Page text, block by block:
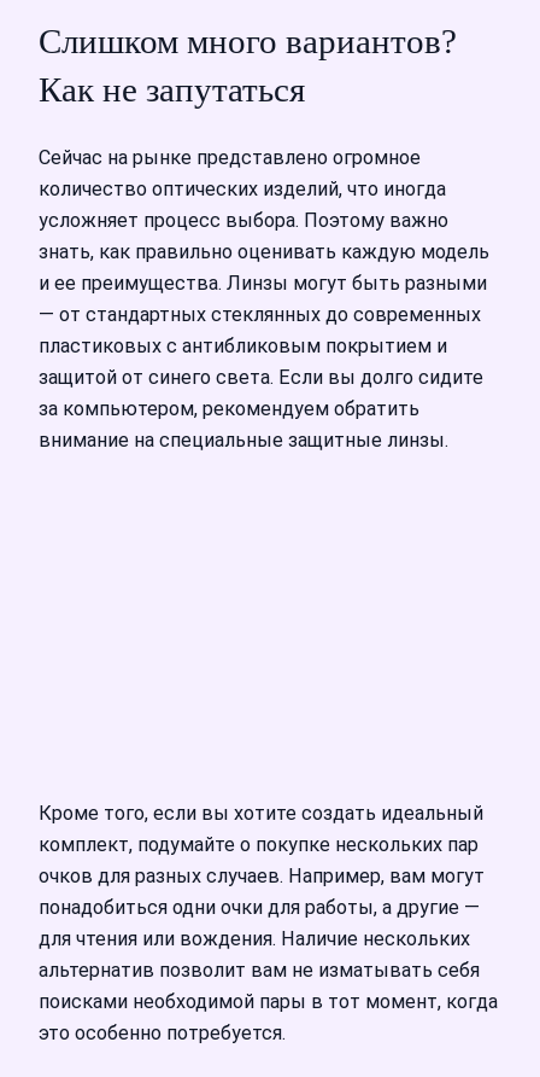
Слишком много вариантов?
Как не запутаться
Сейчас на рынке представлено огромное
количество оптических изделий, что иногда
усложняет процесс выбора. Поэтому важно
знать, как правильно оценивать каждую модель
и ее преимущества. Линзы могут быть разными
— от стандартных стеклянных до современных
пластиковых с антибликовым покрытием и
защитой от синего света. Если вы долго сидите
за компьютером, рекомендуем обратить
внимание на специальные защитные линзы.
Кроме того, если вы хотите создать идеальный
комплект, подумайте о покупке нескольких пар
очков для разных случаев. Например, вам могут
понадобиться одни очки для работы, а другие —
для чтения или вождения. Наличие нескольких
альтернатив позволит вам не изматывать себя
поисками необходимой пары в тот момент, когда
это особенно потребуется.